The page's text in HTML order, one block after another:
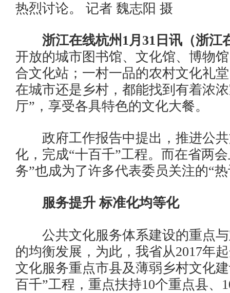
热烈讨论。 记者 魏志阳 摄
浙江在线杭州1月31日讯（浙江
开放的城市图书馆、文化馆、博物
合文化站；一村一品的农村文化礼
在城市还是乡村，都能找到有着浓
厅”，享受各具特色的文化大餐。
政府工作报告中提出，推进公共
化，完成“十百千”工程。而在省两
务”也成为了许多代表委员关注的“
服务提升 标准化均等化
公共文化服务体系建设的重点与
的均衡发展，为此，我省从2017年
文化服务重点市县及薄弱乡村文化
百千”工程，重点扶持10个重点县、